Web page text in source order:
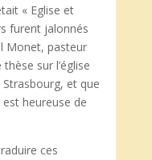
« Eglise et
furent jalonnés
Monet, pasteur
sur l’église
Strasbourg, et que
heureuse de
ces